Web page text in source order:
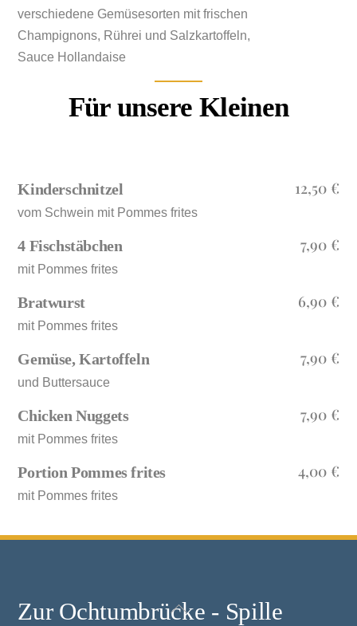
verschiedene Gemüsesorten mit frischen
Champignons, Rührei und Salzkartoffeln,
Sauce Hollandaise
Für unsere Kleinen
Kinderschnitzel
vom Schwein mit Pommes frites
12,50 €
4 Fischstäbchen
mit Pommes frites
7,90 €
Bratwurst
mit Pommes frites
6,90 €
Gemüse, Kartoffeln
und Buttersauce
7,90 €
Chicken Nuggets
mit Pommes frites
7,90 €
Portion Pommes frites
mit Pommes frites
4,00 €
Back
Zur Ochtumbrücke - Spille